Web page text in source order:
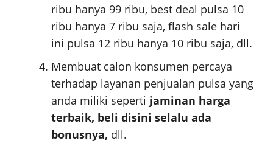
ribu hanya 99 ribu, best deal pulsa 10
ribu hanya 7 ribu saja, flash sale hari
ini pulsa 12 ribu hanya 10 ribu saja, dll.
Membuat calon konsumen percaya
terhadap layanan penjualan pulsa yang
anda miliki seperti jaminan harga
terbaik, beli disini selalu ada
bonusnya, dll.